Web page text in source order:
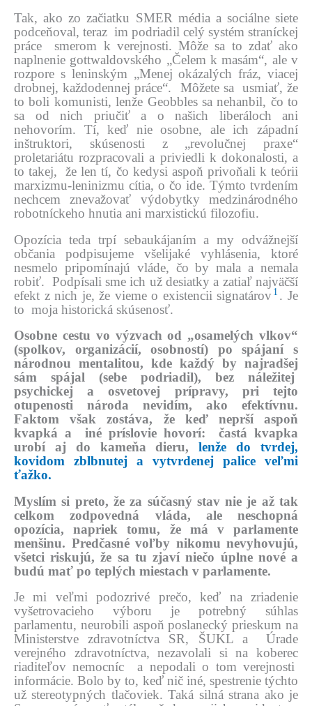
Tak, ako zo začiatku SMER média a sociálne siete
podceňoval, teraz im podriadil celý systém straníckej
práce smerom k verejnosti. Môže sa to zdať ako
naplnenie gottwaldovského „Čelem k masám“, ale v
rozpore s leninským „Menej okázalých fráz, viacej
drobnej, každodennej práce“. Môžete sa usmiať, že
to boli komunisti, lenže Geobbles sa nehanbil, čo to
sa od nich priučiť a o našich liberáloch ani
nehovorím. Tí, keď nie osobne, ale ich západní
inštruktori, skúsenosti z „revolučnej praxe“
proletariátu rozpracovali a priviedli k dokonalosti, a
to takej, že len tí, čo kedysi aspoň privoňali k teórii
marxizmu-leninizmu cítia, o čo ide. Týmto tvrdením
nechcem znevažovať výdobytky medzinárodného
robotníckeho hnutia ani marxistickú filozofiu.
Opozícia teda trpí sebaukájaním a my odvážnejší
občania podpisujeme všelijaké vyhlásenia, ktoré
nesmelo pripomínajú vláde, čo by mala a nemala
robiť. Podpísali sme ich už desiatky a zatiaľ najväčší
efekt z nich je, že vieme o existencii signatárov 1 . Je
to moja historická skúsenosť.
Osobne cestu vo výzvach od „osamelých vlkov“
(spolkov, organizácií, osobností) po spájaní s
národnou mentalitou, kde každý by najradšej
sám spájal (sebe podriadil), bez náležitej
psychickej a osvetovej prípravy, pri tejto
otupenosti národa nevidím, ako efektívnu.
Faktom však zostáva, že keď neprší aspoň
kvapká a iné príslovie hovorí: častá kvapka
urobí aj do kameňa dieru, lenže do tvrdej,
kovidom zblbnutej a vytvrdenej palice veľmi
ťažko.
Myslím si preto, že za súčasný stav nie je až tak
celkom zodpovedná vláda, ale neschopná
opozícia, napriek tomu, že má v parlamente
menšinu. Predčasné voľby nikomu nevyhovujú,
všetci riskujú, že sa tu zjaví niečo úplne nové a
budú mať po teplých miestach v parlamente.
Je mi veľmi podozrivé prečo, keď na zriadenie
vyšetrovacieho výboru je potrebný súhlas
parlamentu, neurobili aspoň poslanecký prieskum na
Ministerstve zdravotníctva SR, ŠUKL a Úrade
verejného zdravotníctva, nezavolali si na koberec
riaditeľov nemocníc a nepodali o tom verejnosti
informácie. Bolo by to, keď nič iné, spestrenie týchto
už stereotypných tlačoviek. Taká silná strana ako je